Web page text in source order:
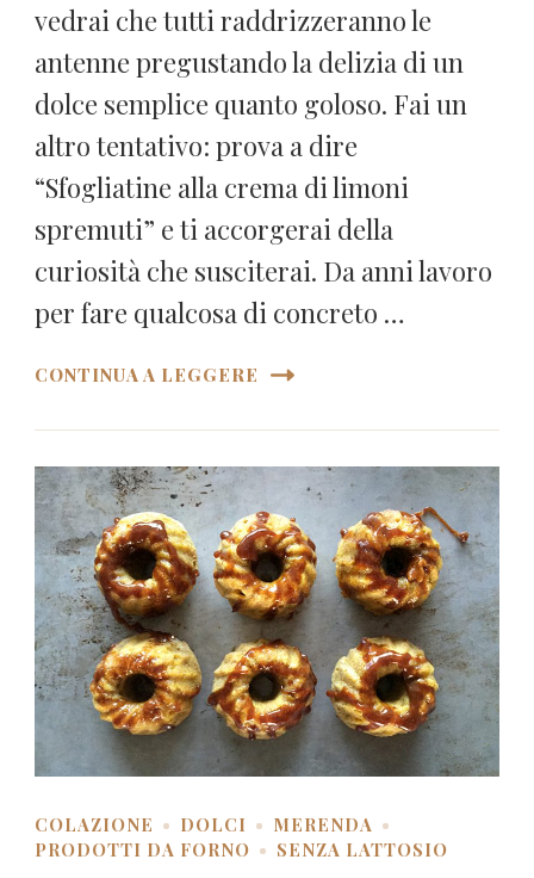
vedrai che tutti raddrizzeranno le
antenne pregustando la delizia di un
dolce semplice quanto goloso. Fai un
altro tentativo: prova a dire
“Sfogliatine alla crema di limoni
spremuti” e ti accorgerai della
curiosità che susciterai. Da anni lavoro
per fare qualcosa di concreto …
CONTINUA A LEGGERE
COLAZIONE DOLCI
MERENDA
PRODOTTI DA FORNO
SENZA LATTOSIO